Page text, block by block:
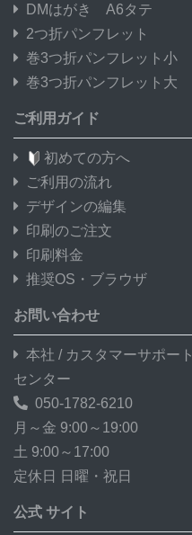
DMはがき A6タテ
2つ折パンフレット
巻3つ折パンフレット小
巻3つ折パンフレット大
ご利用ガイド
初めての方へ
ご利用の流れ
デザインの編集
印刷のご注文
印刷料金
推奨OS・ブラウザ
お問い合わせ
本社 / カスタマーサポート
センター
050-1782-6210
月～金 9:00～19:00
土 9:00～17:00
定休日 日曜・祝日
公式 サイト